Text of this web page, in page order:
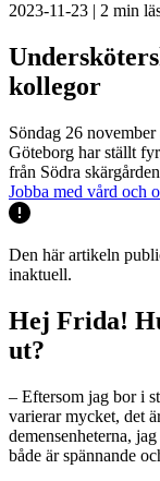
2023-11-23 | 2 min
kollegor
Söndag 26
Göteborg har ställt
från Södra
Jobba med vård och
Den här artikeln
inaktuell.
Hej Frida!
ut?
– Eftersom jag bor i
varierar mycket, det
demensenheterna,
både är spännande